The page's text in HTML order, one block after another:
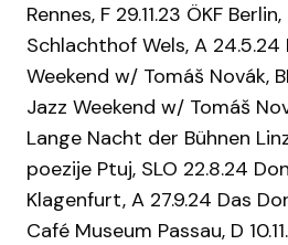
Rennes, F 29.11.23 ÖKF
Schlachthof Wels, A 24.5.24
Weekend w/ Tomáš Novák,
Jazz Weekend w/ Tomáš
Lange Nacht der Bühnen
poezije Ptuj, SLO 22.8.24
Klagenfurt, A 27.9.24 Das
Café Museum Passau, D